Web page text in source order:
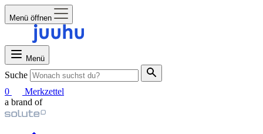
Menü öffnen
Menü
Suche
0
Merkzettel
a brand of